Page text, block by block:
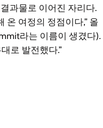
과물로 이어진 자리다.
온 여정의 정점이다,” 올
라는 이름이 생겼다).
로 발전했다.”